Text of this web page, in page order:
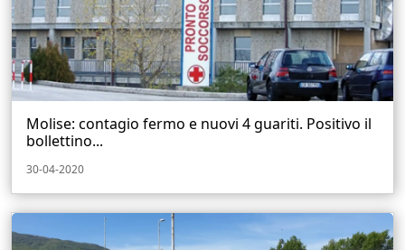
Molise: contagio fermo e nuovi 4 guariti. Positivo il
bollettino...
30-04-2020